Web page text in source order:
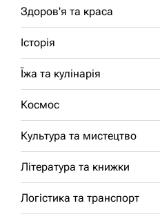
Здоров'я та краса
Історія
Їжа та кулінарія
Космос
Культура та мистецтво
Література та книжки
Логістика та транспорт